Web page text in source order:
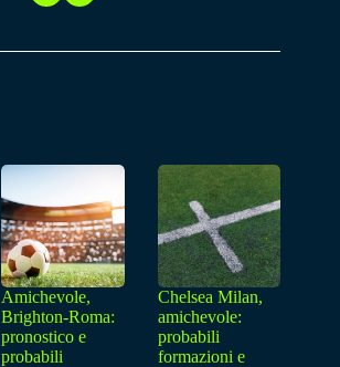
Amichevole,
Brighton-Roma:
pronostico e
probabili
Chelsea Milan,
amichevole:
probabili
formazioni e